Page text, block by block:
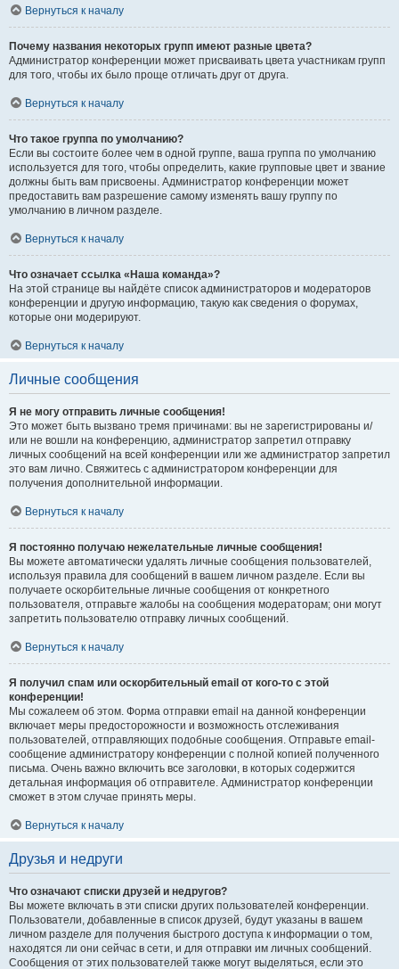
Вернуться к началу
Почему названия некоторых групп имеют разные цвета?
Администратор конференции может присваивать цвета участникам групп
для того, чтобы их было проще отличать друг от друга.
Вернуться к началу
Что такое группа по умолчанию?
Если вы состоите более чем в одной группе, ваша группа по умолчанию
используется для того, чтобы определить, какие групповые цвет и звание
должны быть вам присвоены. Администратор конференции может
предоставить вам разрешение самому изменять вашу группу по
умолчанию в личном разделе.
Вернуться к началу
Что означает ссылка «Наша команда»?
На этой странице вы найдёте список администраторов и модераторов
конференции и другую информацию, такую как сведения о форумах,
которые они модерируют.
Вернуться к началу
Личные сообщения
Я не могу отправить личные сообщения!
Это может быть вызвано тремя причинами: вы не зарегистрированы и/
или не вошли на конференцию, администратор запретил отправку
личных сообщений на всей конференции или же администратор запретил
это вам лично. Свяжитесь с администратором конференции для
получения дополнительной информации.
Вернуться к началу
Я постоянно получаю нежелательные личные сообщения!
Вы можете автоматически удалять личные сообщения пользователей,
используя правила для сообщений в вашем личном разделе. Если вы
получаете оскорбительные личные сообщения от конкретного
пользователя, отправьте жалобы на сообщения модераторам; они могут
запретить пользователю отправку личных сообщений.
Вернуться к началу
Я получил спам или оскорбительный email от кого-то с этой
конференции!
Мы сожалеем об этом. Форма отправки email на данной конференции
включает меры предосторожности и возможность отслеживания
пользователей, отправляющих подобные сообщения. Отправьте email-
сообщение администратору конференции с полной копией полученного
письма. Очень важно включить все заголовки, в которых содержится
детальная информация об отправителе. Администратор конференции
сможет в этом случае принять меры.
Вернуться к началу
Друзья и недруги
Что означают списки друзей и недругов?
Вы можете включать в эти списки других пользователей конференции.
Пользователи, добавленные в список друзей, будут указаны в вашем
личном разделе для получения быстрого доступа к информации о том,
находятся ли они сейчас в сети, и для отправки им личных сообщений.
Сообщения от этих пользователей также могут выделяться, если это